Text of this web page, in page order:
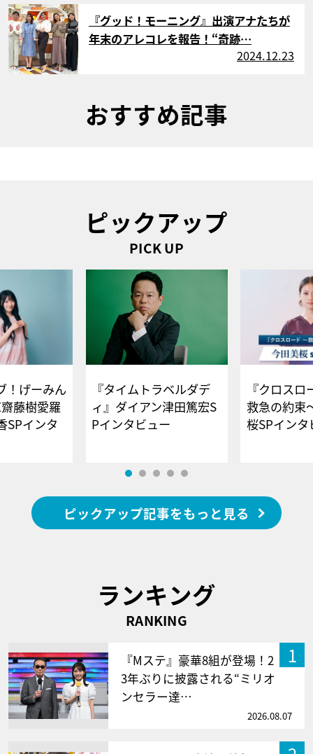
サムネイル
『グッド！モーニング』出演アナたちが
年末のアレコレを報告！“奇跡…
2024.12.23
おすすめ記事
ピックアップ
PICK UP
！げーみん
藤樹愛羅
SPインタ
『タイムトラベルダデ
ィ』ダイアン津田篤宏S
Pインタビュー
『クロス
救急の約束
桜SPイ
ピックアップ記事をもっと見る
ランキング
RANKING
1
『Mステ』豪華8組が登場！2
3年ぶりに披露される“ミリオ
ンセラー達…
2026.08.07